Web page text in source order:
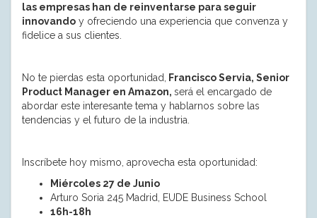
las empresas han de reinventarse para seguir
innovando y ofreciendo una experiencia que convenza y
fidelice a sus clientes.
No te pierdas esta oportunidad,
Francisco Servia, Senior
Product Manager en Amazon, será el encargado de
abordar este interesante tema y hablarnos sobre las
tendencias y el futuro de la industria.
Inscríbete hoy mismo, aprovecha esta oportunidad:
Miércoles 27 de Junio
Arturo Soria 245 Madrid, EUDE Business School
16h-18h